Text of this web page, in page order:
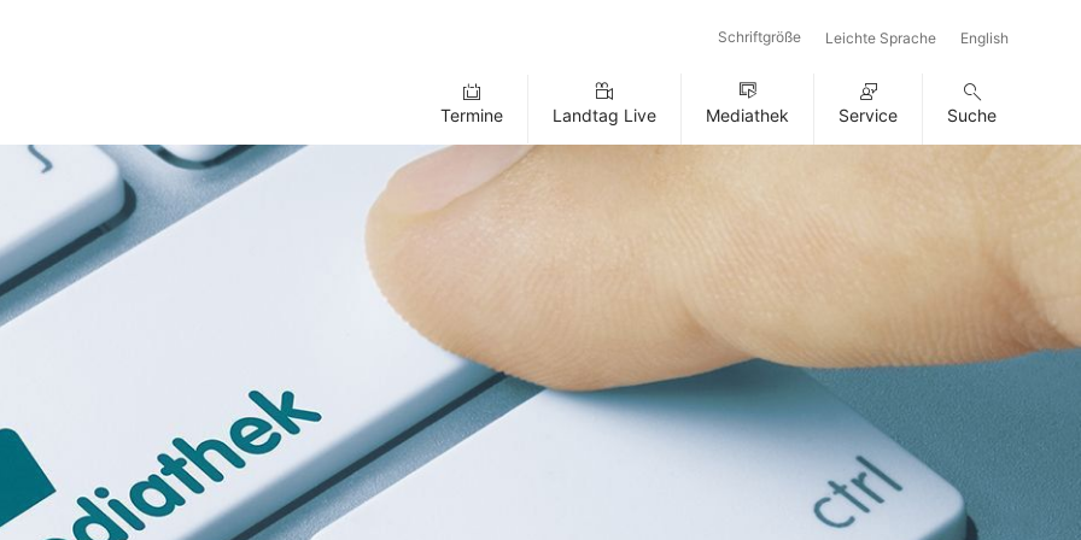
Schriftgröße Leichte Sprache English
Termine Landtag Live Mediathek Service Suche